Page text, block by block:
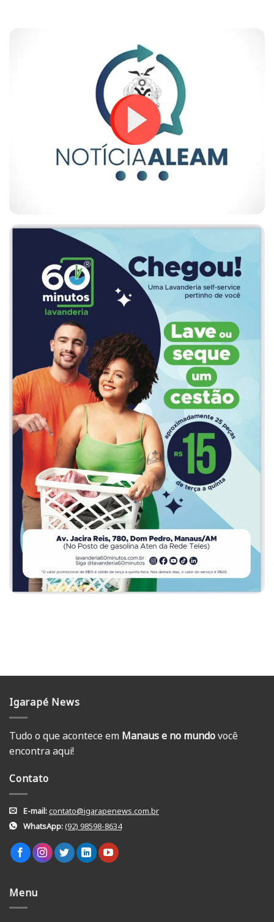
Igarapé News
Tudo o que acontece em Manaus e no mundovocê
encontra aqui!
Contato
E-mail:contato@igarapenews.com.br
WhatsApp:(92) 98598-8634
Menu